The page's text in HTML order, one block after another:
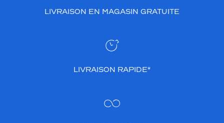
LIVRAISON EN MAGASIN GRATUITE
LIVRAISON RAPIDE*